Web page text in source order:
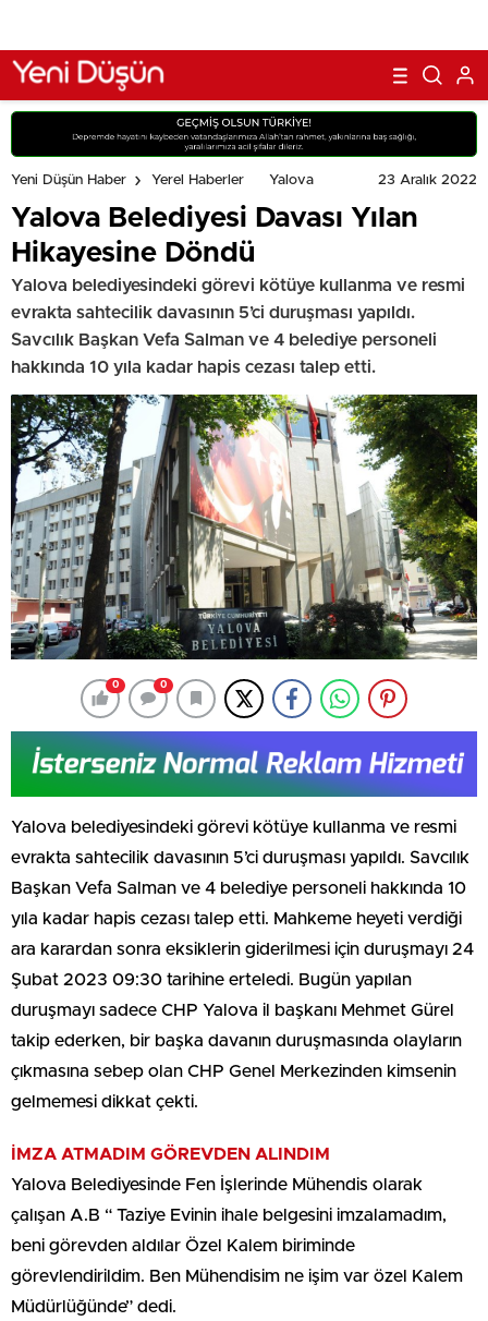
Yeni Düşün Haber Yerel Haberler Yalova 23 Aralık 2022
Yalova Belediyesi Davası Yılan
Hikayesine Döndü
Yalova belediyesindeki görevi kötüye kullanma ve resmi
evrakta sahtecilik davasının 5’ci duruşması yapıldı.
Savcılık Başkan Vefa Salman ve 4 belediye personeli
hakkında 10 yıla kadar hapis cezası talep etti.
0 0
Yalova belediyesindeki görevi kötüye kullanma ve resmi
evrakta sahtecilik davasının 5’ci duruşması yapıldı. Savcılık
Başkan Vefa Salman ve 4 belediye personeli hakkında 10
yıla kadar hapis cezası talep etti. Mahkeme heyeti verdiği
ara karardan sonra eksiklerin giderilmesi için duruşmayı 24
Şubat 2023 09:30 tarihine erteledi. Bugün yapılan
duruşmayı sadece CHP Yalova il başkanı Mehmet Gürel
takip ederken, bir başka davanın duruşmasında olayların
çıkmasına sebep olan CHP Genel Merkezinden kimsenin
gelmemesi dikkat çekti.
İMZA ATMADIM GÖREVDEN ALINDIM
Yalova Belediyesinde Fen İşlerinde Mühendis olarak
çalışan A.B “ Taziye Evinin ihale belgesini imzalamadım,
beni görevden aldılar Özel Kalem biriminde
görevlendirildim. Ben Mühendisim ne işim var özel Kalem
Müdürlüğünde” dedi.